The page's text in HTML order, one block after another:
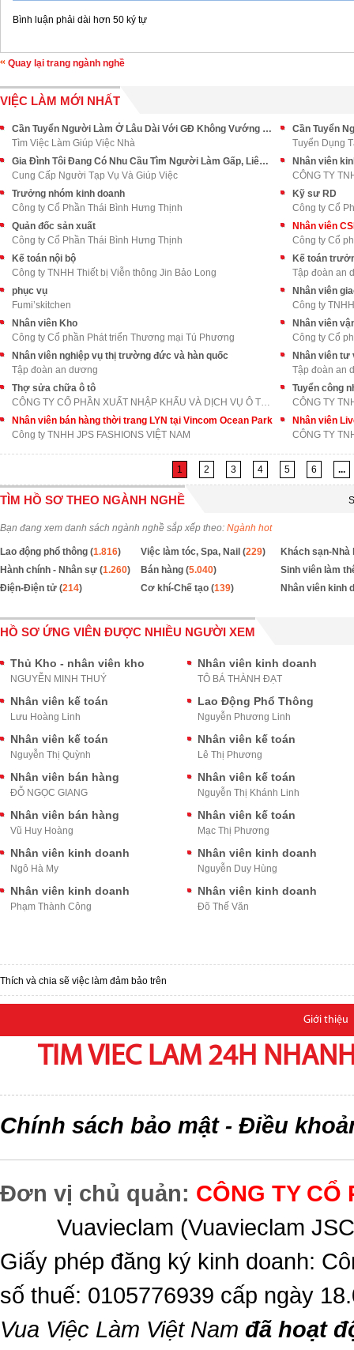
Bình luận phải dài hơn 50 ký tự
Quay lại trang ngành nghề
VIỆC LÀM MỚI NHẤT
Cần Tuyển Người Làm Ở Lâu Dài Với GĐ Không Vướng Bận Quá Nhiều
Tìm Việc Làm Giúp Việc Nhà
Tuyển Dụng
Gia Đình Tôi Đang Có Nhu Cầu Tìm Người Làm Gấp, Liên Hệ Ngay
Cung Cấp Người Tạp Vụ Và Giúp Việc
Nhân viên
CÔNG TY
Trưởng nhóm kinh doanh
Công ty Cổ Phần Thái Bình Hưng Thịnh
Kỹ sư RD
Công ty Cổ
Quản đốc sản xuất
Công ty Cổ Phần Thái Bình Hưng Thịnh
Nhân viên
Công ty Cổ
Kế toán nội bộ
Công ty TNHH Thiết bị Viễn thông Jin Bảo Long
Kế toán
Tập đoàn an
phục vụ
Fumi’skitchen
Nhân viên
Công ty
Nhân viên Kho
Công ty Cổ phần Phát triển Thương mại Tú Phương
Nhân viên
Công ty Cổ
Nhân viên nghiệp vụ thị trường đức và hàn quốc
Tập đoàn an dương
Nhân viên tư
Tập đoàn an
Thợ sửa chữa ô tô
CÔNG TY CỔ PHẦN XUẤT NHẬP KHẨU VÀ DỊCH VỤ Ô TÔ LON
Tuyển công
CÔNG TY
Nhân viên bán hàng thời trang LYN tại Vincom Ocean Park
Công ty TNHH JPS FASHIONS VIỆT NAM
Nhân viên
CÔNG TY
1 2 3 4 5 6 ...
TÌM HỒ SƠ THEO NGÀNH NGHỀ
Bạn đang xem danh sách ngành nghề sắp xếp theo: Ngành hot
Lao động phổ thông (1.816) Việc làm tóc, Spa, Nail (229)
Khách sạn-Nhà
Hành chính - Nhân sự (1.260) Bán hàng (5.040)
Sinh viên làm
Điện-Điện tử (214) Cơ khí-Chế tạo (139) Nhân viên kinh
HỒ SƠ ỨNG VIÊN ĐƯỢC NHIỀU NGƯỜI XEM
Thủ Kho - nhân viên kho
NGUYỄN MINH THUÝ
Nhân viên kinh doanh
TÔ BÁ THÀNH ĐẠT
Nhân viên kế toán
Lưu Hoàng Linh
Lao Động Phổ Thông
Nguyễn Phương Linh
Nhân viên kế toán
Nguyễn Thị Quỳnh
Nhân viên kế toán
Lê Thị Phương
Nhân viên bán hàng
ĐỖ NGỌC GIANG
Nhân viên kế toán
Nguyễn Thị Khánh Linh
Nhân viên bán hàng
Vũ Huy Hoàng
Nhân viên kế toán
Mạc Thị Phương
Nhân viên kinh doanh
Ngô Hà My
Nhân viên kinh doanh
Nguyễn Duy Hùng
Nhân viên kinh doanh
Phạm Thành Công
Nhân viên kinh doanh
Đõ Thế Văn
Thích và chia sẽ việc làm đảm bảo trên
Giới thiệu
TIM VIEC LAM 24H
Chính sách bảo mật- Điều
Đơn vị chủ quản: CÔNG TY CỔ
Vuavieclam (Vuavieclam
Giấy phép đăng ký kinh doanh:
số thuế: 0105776939 cấp ngày
Vua Việc Làm Việt Nam đã hoạt